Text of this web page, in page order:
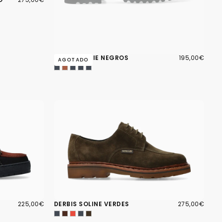
DERBIS SONIE NEGROS
AGOTADO 195,00€
PRECIO
195,00€
225,00€
PRECIO
225,00€ DERBIS SOLINE VERDES 275,00€
PRECIO
275,00€